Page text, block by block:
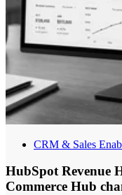
CRM & Sales
HubSpot Revenue
Commerce Hub